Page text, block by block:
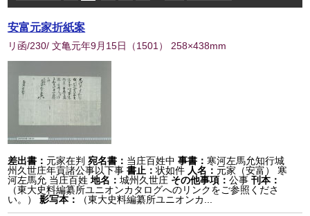
安富元家折紙案
リ函/230/ 文亀元年9月15日 （1501 ） 258×438mm
差出書： 元家在判 宛名書： 当庄百姓中 事書： 寒河左馬允知行城
州久世庄年貢諸公事以下事 書止：状如件 人名： 元家（安富） 寒
河左馬允 当庄百姓 地名：城州久世庄 その他事項：公事 刊本：
（東大史料編纂所ユニオンカタログへのリンクをご参照くださ
い。）
影写本： （東大史料編纂所ユニオンカ...